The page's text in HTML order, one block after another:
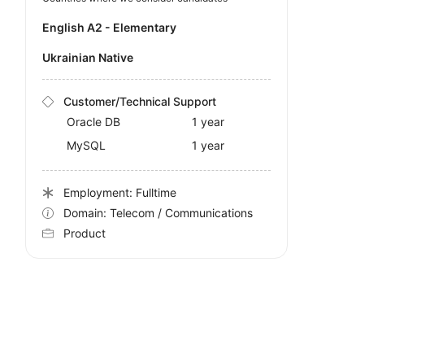
English A2 - Elementary
Ukrainian Native
Customer/Technical Support
Oracle DB
1 year
MySQL
1 year
Employment: Fulltime
Domain: Telecom / Communications
Product